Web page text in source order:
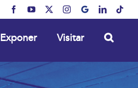
FacebookYouTube Instagram
MyBusinessLinkedIn
Exponer Visitar